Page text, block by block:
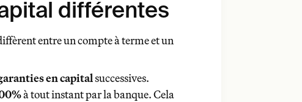
différentes
entre un compte à terme et un
en capitalsuccessives.
à tout instant par la banque. Cela